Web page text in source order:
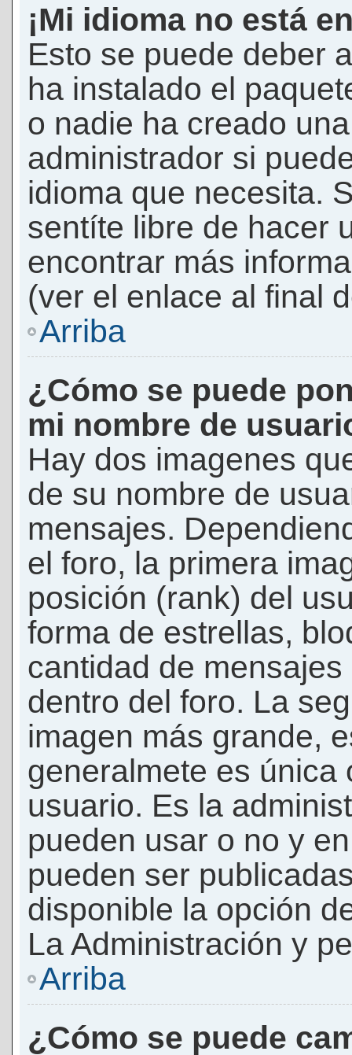
¡Mi idioma no está
Esto se puede deber
ha instalado el
o nadie ha creado
administrador si
idioma que necesita.
sentíte libre de hacer
encontrar más
(ver el enlace al final
Arriba
¿Cómo se puede
mi nombre de
Hay dos imagenes
de su nombre de
mensajes.
el foro, la primera
posición (rank) del
forma de estrellas,
cantidad de
dentro del foro. La
imagen más grande,
generalmete es única
usuario. Es la
pueden usar o no y
pueden ser
disponible la opción
La Administración y
Arriba
¿Cómo se puede